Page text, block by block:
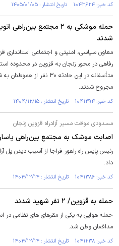
کد خبر: ۱۰۴۳۶۲۴ تاریخ انتشار : ۱۴۰۵/۰۱/۰۵
شدند
معاون سیاسی، امنیتی و اجتماعی
رفاهی در محور زنجان به قزوین در محدوده
متأسفانه در این حادثه ۳۰
مجروح شدند.
کد خبر: ۱۰۴۱۳۹۴ تاریخ انتشار : ۱۴۰۴/۱۲/۱۵
مسدودی موقت مسیر آزادراه قزوین زنجان
اصابت موشک به مجتمع بین‌راهی
رئیس پایس راه راهور فراجا از آسیب دیدن پل
داد.
کد خبر: ۱۰۴۱۳۸۶ تاریخ انتشار : ۱۴۰۴/۱۲/۱۴
حمله به قزوین/ ۲ نفر شهید شدند
حمله هوایی به یکی از مقر‌های های نظامی در
مدافعان وطن شد.
کد خبر: ۱۰۴۱۲۳۸ تاریخ انتشار : ۱۴۰۴/۱۲/۱۴